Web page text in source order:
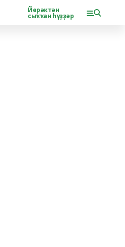
Йөрәктән
сыҡҡан һүҙҙәр